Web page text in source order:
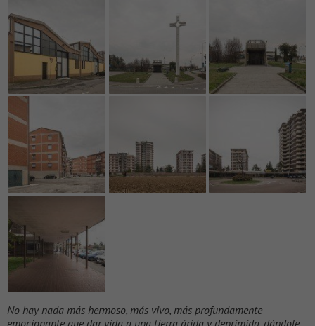
No hay nada más hermoso, más vivo, más profundamente